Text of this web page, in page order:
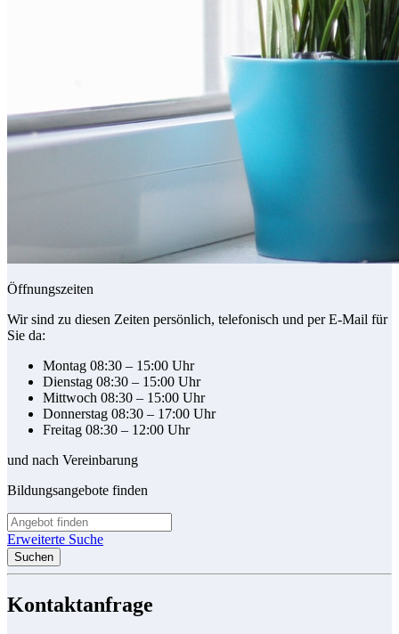
Öffnungszeiten
Wir sind zu diesen Zeiten persönlich, telefonisch und per E-Mail für
Sie da:
Montag 08:30 – 15:00 Uhr
Dienstag 08:30 – 15:00 Uhr
Mittwoch 08:30 – 15:00 Uhr
Donnerstag 08:30 – 17:00 Uhr
Freitag 08:30 – 12:00 Uhr
und nach Vereinbarung
Bildungsangebote finden
Erweiterte Suche
Suchen
Kontaktanfrage